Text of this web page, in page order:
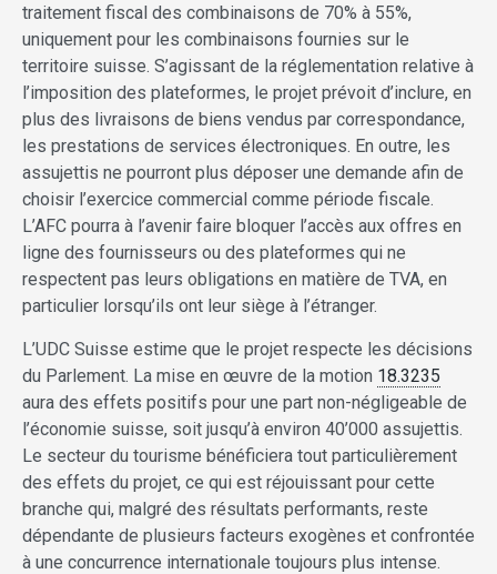
traitement fiscal des combinaisons de 70% à 55%,
uniquement pour les combinaisons fournies sur le
territoire suisse. S’agissant de la réglementation relative à
l’imposition des plateformes, le projet prévoit d’inclure, en
plus des livraisons de biens vendus par correspondance,
les prestations de services électroniques. En outre, les
assujettis ne pourront plus déposer une demande afin de
choisir l’exercice commercial comme période fiscale.
L’AFC pourra à l’avenir faire bloquer l’accès aux offres en
ligne des fournisseurs ou des plateformes qui ne
respectent pas leurs obligations en matière de TVA, en
particulier lorsqu’ils ont leur siège à l’étranger.
L’UDC Suisse estime que le projet respecte les décisions
du Parlement. La mise en œuvre de la motion 18.3235
aura des effets positifs pour une part non-négligeable de
l’économie suisse, soit jusqu’à environ 40’000 assujettis.
Le secteur du tourisme bénéficiera tout particulièrement
des effets du projet, ce qui est réjouissant pour cette
branche qui, malgré des résultats performants, reste
dépendante de plusieurs facteurs exogènes et confrontée
à une concurrence internationale toujours plus intense.